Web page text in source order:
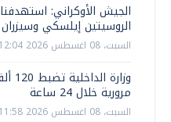
الجيش الأوكراني:
الروسيتين إيلسكي وسيزران
السبت، 08 اغسطس 2026 12:04 م
مرورية خلال 24 ساعة
السبت، 08 اغسطس 2026 11:58 ص